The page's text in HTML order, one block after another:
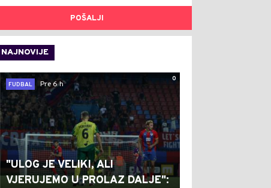
POŠALJI
NAJNOVIJE
0
FUDBAL
Pre 6 h
"ULOG JE VELIKI, ALI
VJERUJEMO U PROLAZ DALJE":